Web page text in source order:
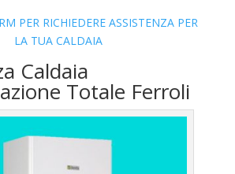
PER RICHIEDERE ASSISTENZA PER
LA TUA CALDAIA
Caldaia
Totale Ferroli